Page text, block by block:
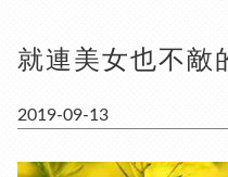
就連美女也不敵
2019-09-13